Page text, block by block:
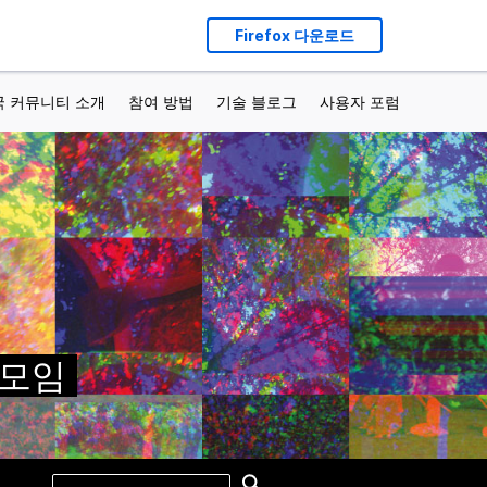
Firefox 다운로드
커뮤니티 소개 참여 방법 기술 블로그 사용자 포럼
임
Search